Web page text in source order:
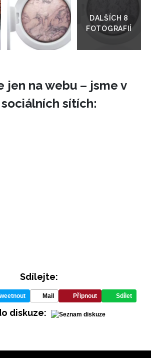
galerie
jen na webu – jsme v
sítích:
Sdílejte:
Mail Připnout Sdílet
diskuze: